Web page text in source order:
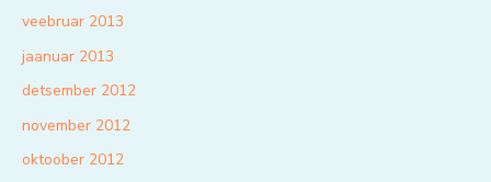
veebruar 2013
jaanuar 2013
detsember 2012
november 2012
oktoober 2012